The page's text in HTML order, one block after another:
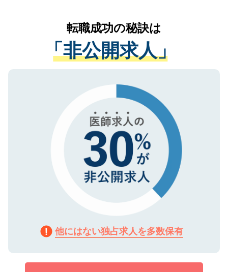
は、個人情報の取り扱いについての厳密な
管理基準を満たした事業者のみに付与され
る、プライバシーマークを取得済みです。
で、機密保持に関してもご安心ください。
かがいして、現在の医療機関の状況や紹介
経験をまじえながら、適切なアドバイスを
させていただきます。すぐにご転職をされ
ない方には、長期的なサポートが可能です
ので、まずはご登録ください。
転職成功の秘訣は
「非公開求人」
他にはない独占求人を多数保有